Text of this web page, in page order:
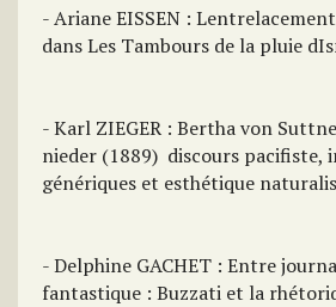
- Ariane EISSEN :
dans Les Tambours de la pluie
- Karl ZIEGER : Bertha von
nieder (1889)  discours
génériques et esthétique
- Delphine GACHET : Entre
fantastique : Buzzati et la